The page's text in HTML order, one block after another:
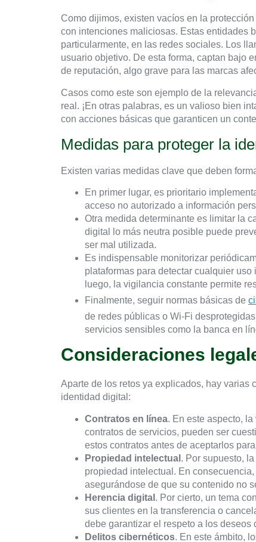
Como dijimos, existen vacíos en la
con intenciones maliciosas. Estas entidades
particularmente, en las redes sociales. Los
usuario objetivo. De esta forma, captan bajo
de reputación, algo grave para las marcas
Casos como este son ejemplo de la
real. ¡En otras palabras, es un valioso bien
con acciones básicas que garanticen un
Medidas para proteger la
Existen varias medidas clave que deben
En primer lugar, es prioritario
acceso no autorizado a información
Otra medida determinante es limitar la
digital lo más neutra posible puede
ser mal utilizada.
Es indispensable monitorizar
plataformas para detectar cualquier
luego, la vigilancia constante permite
Finalmente, seguir normas básicas de
de redes públicas o Wi-Fi
servicios sensibles como la banca en
Consideraciones
Aparte de los retos ya explicados, hay
identidad digital:
Contratos en línea. En este aspecto,
contratos de servicios, pueden ser
estos contratos antes de aceptarlos
Propiedad intelectual . Por supuesto,
propiedad intelectual. En
asegurándose de que su contenido no
Herencia digital . Por cierto, un tema
sus clientes en la transferencia o
debe garantizar el respeto a los
Delitos cibernéticos. En este ámbito,